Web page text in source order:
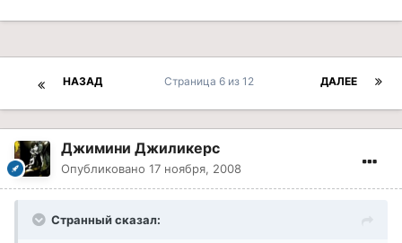
НАЗАД ДАЛЕЕ
Страница 6 из 12
Джимини Джиликерс
Опубликовано 17 ноября, 2008
Странный сказал: